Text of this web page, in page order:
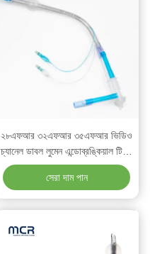
২৮এফআর ৩২এফআর ৩৫এফআর ভিডিও
চ্যানেল ডাবল লুমেন এন্ডোব্রঙ্কিয়াল টিউব
পিভিসি উপাদান সহ
সেরা দাম পান